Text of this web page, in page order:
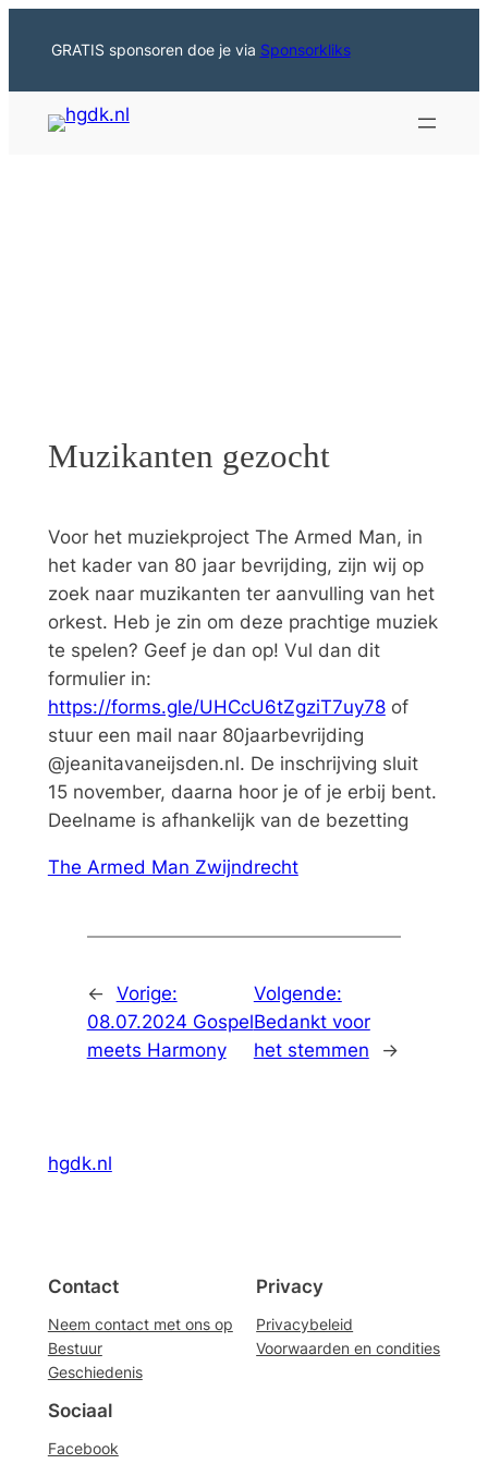
inhoud
GRATIS sponsoren doe je via Sponsorkliks
Muzikanten gezocht
Voor het muziekproject The Armed Man, in
het kader van 80 jaar bevrijding, zijn wij op
zoek naar muzikanten ter aanvulling van het
orkest. Heb je zin om deze prachtige muziek
te spelen? Geef je dan op! Vul dan dit
formulier in:
https://forms.gle/UHCcU6tZgziT7uy78of
stuur een mail naar 80jaarbevrijding
@jeanitavaneijsden.nl. De inschrijving sluit
15 november, daarna hoor je of je erbij bent.
Deelname is afhankelijk van de bezetting
The Armed Man Zwijndrecht
←
Vorige:
08.07.2024 Gospel
meets Harmony
Volgende:
Bedankt voor
het stemmen
→
hgdk.nl
Contact
Neem contact met ons op
Bestuur
Geschiedenis
Privacy
Privacybeleid
Voorwaarden en condities
Sociaal
Facebook